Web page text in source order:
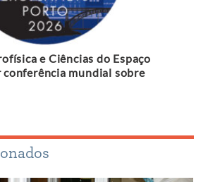
e Ciências do Espaço
conferência mundial sobre